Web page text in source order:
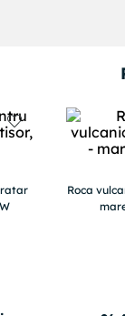
Roca